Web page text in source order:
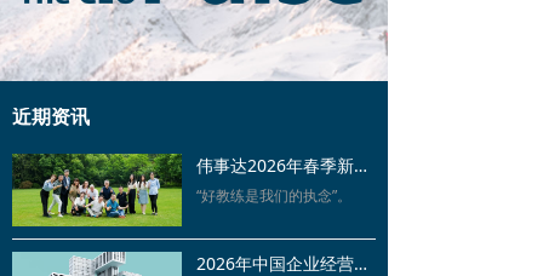
近期资讯
伟事达2026年春季新教练启航，为企业家决策支持再添重要力量
“好教练是我们的执念”。
2026年中国企业经营者信心调研公布：触底反弹、韧性修复